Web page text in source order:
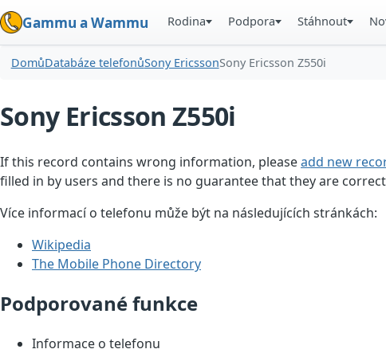
Gammu a Wammu Rodina Podpora Stáhnout
DomůDatabáze telefonůSony EricssonSony Ericsson Z550i
Sony Ericsson Z550i
If this record contains wrong information, pleaseadd new
filled in by users and there is no guarantee that they are
Více informací o telefonu může být na následujících stránkách:
Wikipedia
The Mobile Phone Directory
Podporované funkce
Informace o telefonu